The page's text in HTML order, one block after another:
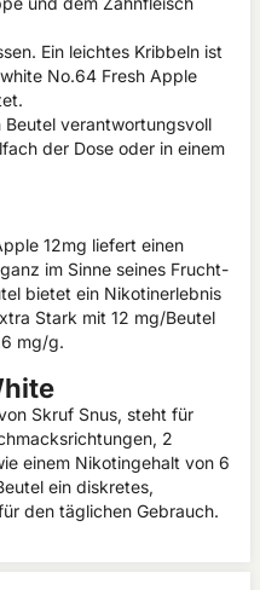
Ein leichtes Kribbeln ist
No.64 Fresh Apple
verantwortungsvoll
der Dose oder in einem
12mg liefert einen
im Sinne seines Frucht-
bietet ein Nikotinerlebnis
Stark mit 12 mg/Beutel
mg/g.
Skruf Snus, steht für
2
einem Nikotingehalt von 6
ein diskretes,
den täglichen Gebrauch.